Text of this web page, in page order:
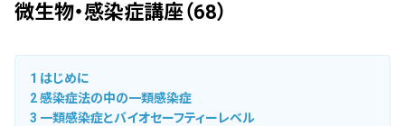
微生物・感染症講座（68）
1 はじめに
2感染症法の中の一類感染症
3 一類感染症とバイオセーフティーレベル